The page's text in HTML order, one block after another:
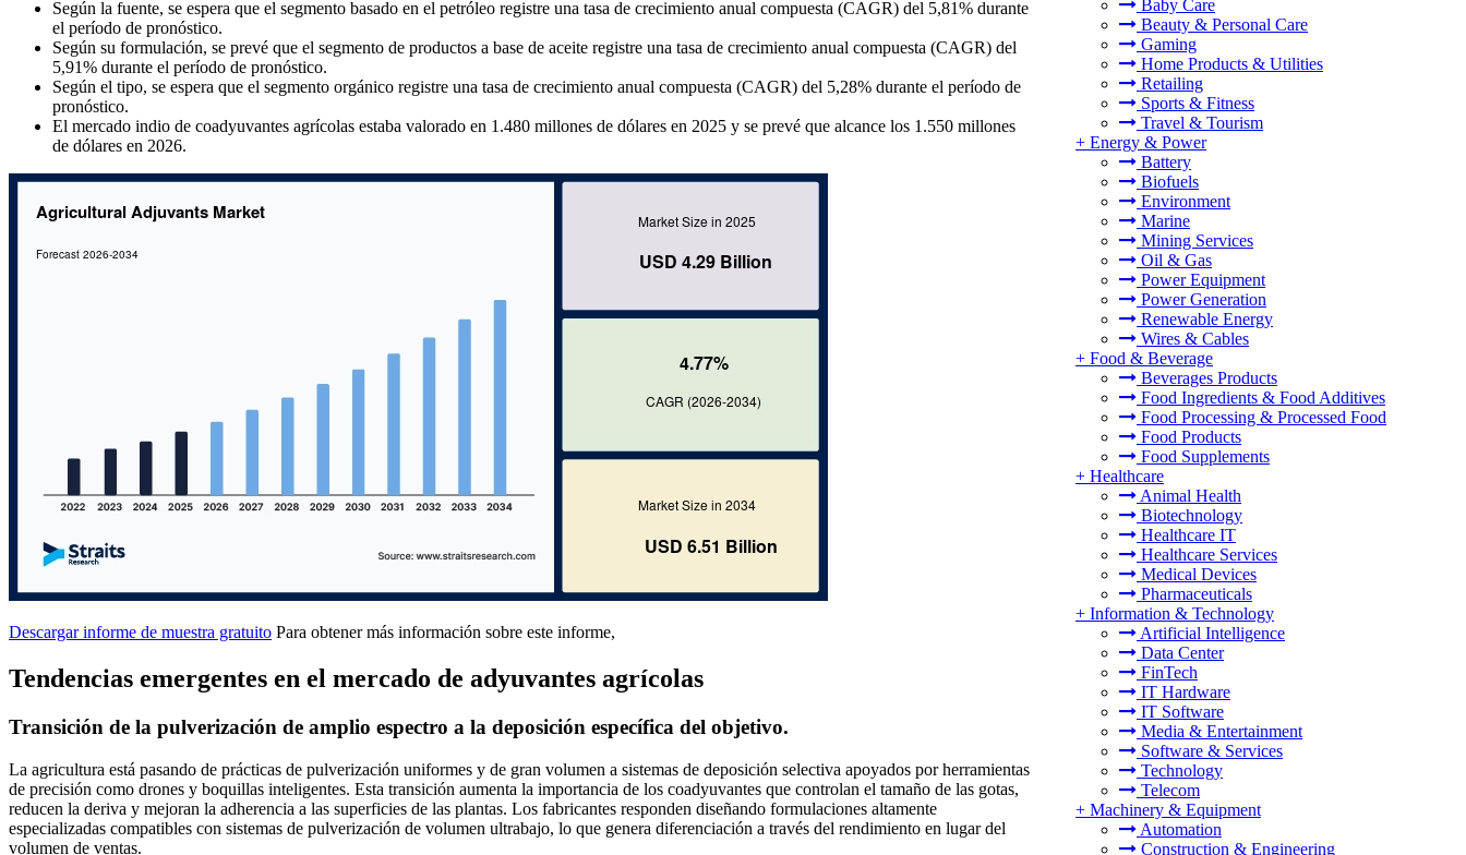
Baby Care
Beauty & Personal Care
Gaming
Home Products & Utilities
Retailing
Sports & Fitness
Travel & Tourism
+ Energy & Power
Battery
Biofuels
Environment
Marine
Mining Services
Oil & Gas
Power Equipment
Power Generation
Renewable Energy
Wires & Cables
+ Food & Beverage
Beverages Products
Food Ingredients & Food Additives
Food Processing & Processed Food
Food Products
Food Supplements
+ Healthcare
Animal Health
Biotechnology
Healthcare IT
Healthcare Services
Medical Devices
Pharmaceuticals
+ Information & Technology
Artificial Intelligence
Data Center
FinTech
IT Hardware
IT Software
Media & Entertainment
Software & Services
Technology
Telecom
+ Machinery & Equipment
Automation
Construction & Engineering
Según la fuente, se espera que el segmento basado en el petróleo registre una tasa de crecimiento anual compuesta (CAGR) del 5,81% durante
el período de pronóstico.
Según su formulación, se prevé que el segmento de productos a base de aceite registre una tasa de crecimiento anual compuesta (CAGR) del
5,91% durante el período de pronóstico.
Según el tipo, se espera que el segmento orgánico registre una tasa de crecimiento anual compuesta (CAGR) del 5,28% durante el período de
pronóstico.
El mercado indio de coadyuvantes agrícolas estaba valorado en 1.480 millones de dólares en 2025 y se prevé que alcance los 1.550 millones
de dólares en 2026.
Descargar informe de muestra gratuito Para obtener más información sobre este informe,
Tendencias emergentes en el mercado de adyuvantes agrícolas
Transición de la pulverización de amplio espectro a la deposición específica del objetivo.
La agricultura está pasando de prácticas de pulverización uniformes y de gran volumen a sistemas de deposición selectiva apoyados por herramientas
de precisión como drones y boquillas inteligentes. Esta transición aumenta la importancia de los coadyuvantes que controlan el tamaño de las gotas,
reducen la deriva y mejoran la adherencia a las superficies de las plantas. Los fabricantes responden diseñando formulaciones altamente
especializadas compatibles con sistemas de pulverización de volumen ultrabajo, lo que genera diferenciación a través del rendimiento en lugar del
volumen de ventas.